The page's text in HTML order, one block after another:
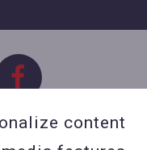
content